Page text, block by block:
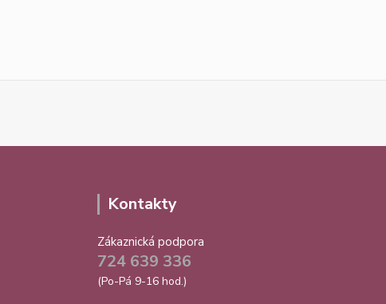
Kontakty
Zákaznická podpora
724 639 336
(Po-Pá 9-16 hod.)